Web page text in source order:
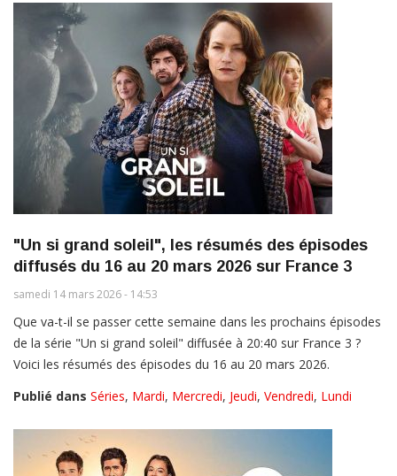
"Un si grand soleil", les résumés des épisodes
diffusés du 16 au 20 mars 2026 sur France 3
samedi 14 mars 2026 - 14:53
Que va-t-il se passer cette semaine dans les prochains épisodes
de la série "Un si grand soleil" diffusée à 20:40 sur France 3 ?
Voici les résumés des épisodes du 16 au 20 mars 2026.
Publié dans Séries, Mardi, Mercredi, Jeudi, Vendredi, Lundi